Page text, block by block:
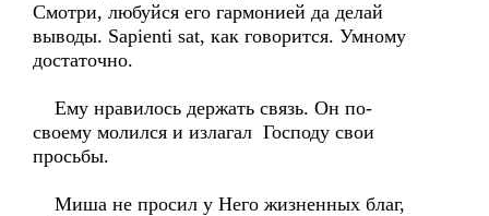
Смотри, любуйся его гармонией да делай
выводы. Sapienti sat, как говорится. Умному
достаточно.
Ему нравилось держать связь. Он по-
своему молился и излагал Господу свои
просьбы.
Миша не просил у Него жизненных благ,